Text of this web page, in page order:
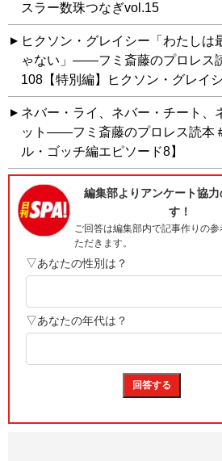
スラー数珠つなぎvol.15
ヒクソン・グレイシー「わたしは
ゃない」――フミ斎藤のプロレス
108【特別編】ヒクソン・グレイ
ネバー・ライ、ネバー・チート、
ット――フミ斎藤のプロレス読本
ル・ゴッチ編エピソード8】